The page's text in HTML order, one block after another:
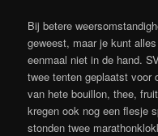
Bij betere
geweest, maar je kunt
eenmaal niet in de hand.
twee tenten geplaatst voor
van hete bouillon, thee,
kregen ook nog een flesje
stonden twee